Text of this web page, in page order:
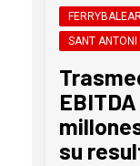
SANT ANTONI
su